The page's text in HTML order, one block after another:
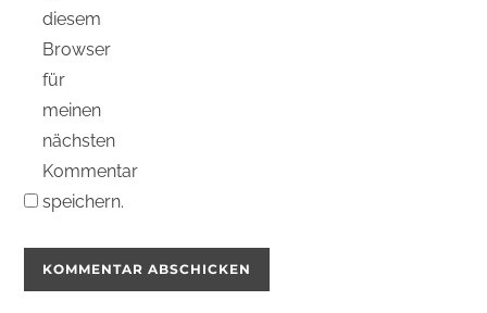
diesem
Browser
für
meinen
nächsten
Kommentar
speichern.